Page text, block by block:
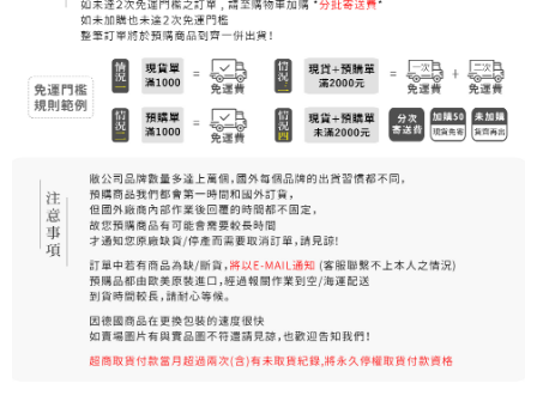
每筆NT$80，滿NT$999(含以上)免運費
7-11純取貨 (先付款
每筆NT$80，滿NT$999(含以上)免運費
每筆NT$100，滿NT$999(含以上)免運費
離島宅配（澎湖、金門、馬祖、小琉球）
每筆NT$250，滿NT$3,000(含以上)免運費